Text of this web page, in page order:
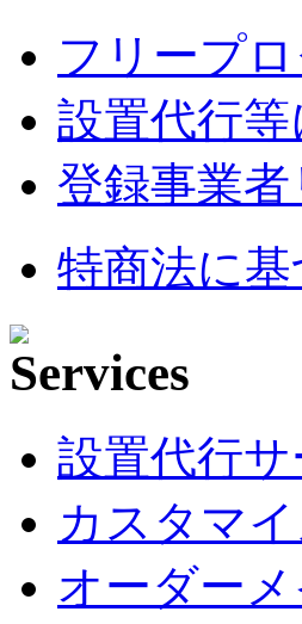
フリープ
設置代行
登録事業者
特商法に
設置代行サ
カスタマ
オーダー